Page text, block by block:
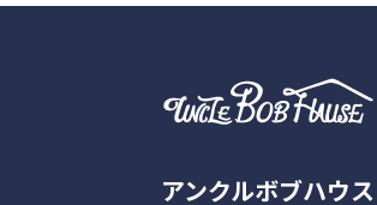
アンクルボブハウス